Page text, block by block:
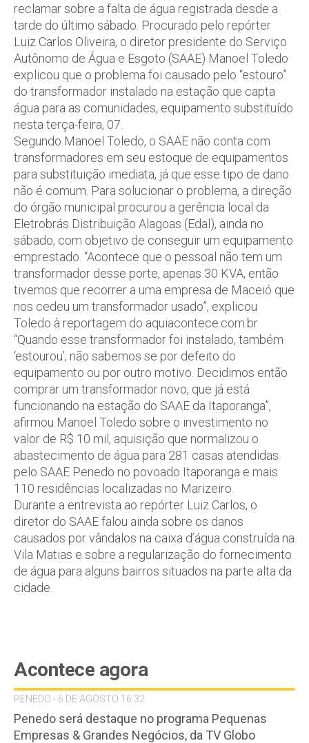
reclamar sobre a falta de água registrada desde a
tarde do último sábado. Procurado pelo repórter
Luiz Carlos Oliveira, o diretor presidente do Serviço
Autônomo de Água e Esgoto (SAAE) Manoel Toledo
explicou que o problema foi causado pelo “estouro”
do transformador instalado na estação que capta
água para as comunidades, equipamento substituído
nesta terça-feira, 07.
Segundo Manoel Toledo, o SAAE não conta com
transformadores em seu estoque de equipamentos
para substituição imediata, já que esse tipo de dano
não é comum. Para solucionar o problema, a direção
do órgão municipal procurou a gerência local da
Eletrobrás Distribuição Alagoas (Edal), ainda no
sábado, com objetivo de conseguir um equipamento
emprestado. “Acontece que o pessoal não tem um
transformador desse porte, apenas 30 KVA, então
tivemos que recorrer a uma empresa de Maceió que
nos cedeu um transformador usado”, explicou
Toledo à reportagem do aquiacontece.com.br
“Quando esse transformador foi instalado, também
‘estourou’, não sabemos se por defeito do
equipamento ou por outro motivo. Decidimos então
comprar um transformador novo, que já está
funcionando na estação do SAAE da Itaporanga”,
afirmou Manoel Toledo sobre o investimento no
valor de R$ 10 mil, aquisição que normalizou o
abastecimento de água para 281 casas atendidas
pelo SAAE Penedo no povoado Itaporanga e mais
110 residências localizadas no Marizeiro.
Durante a entrevista ao repórter Luiz Carlos, o
diretor do SAAE falou ainda sobre os danos
causados por vândalos na caixa d’água construída na
Vila Matias e sobre a regularização do fornecimento
de água para alguns bairros situados na parte alta da
cidade.
Acontece agora
PENEDO - 6 DE AGOSTO 16:32
Penedo será destaque no programa Pequenas
Empresas & Grandes Negócios, da TV Globo